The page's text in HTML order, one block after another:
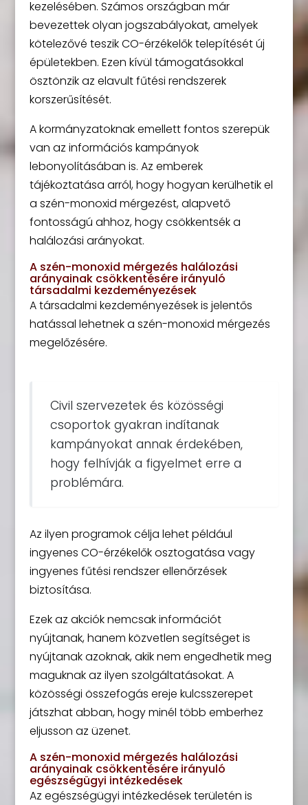
kezelésében. Számos országban már
bevezettek olyan jogszabályokat, amelyek
kötelezővé teszik CO-érzékelők telepítését új
épületekben. Ezen kívül támogatásokkal
ösztönzik az elavult fűtési rendszerek
korszerűsítését.
A kormányzatoknak emellett fontos szerepük
van az információs kampányok
lebonyolításában is. Az emberek
tájékoztatása arról, hogy hogyan kerülhetik el
a szén-monoxid mérgezést, alapvető
fontosságú ahhoz, hogy csökkentsék a
halálozási arányokat.
A szén-monoxid mérgezés halálozási
arányainak csökkentésére irányuló
társadalmi kezdeményezések
A társadalmi kezdeményezések is jelentős
hatással lehetnek a szén-monoxid mérgezés
megelőzésére.
Civil szervezetek és közösségi
csoportok gyakran indítanak
kampányokat annak érdekében,
hogy felhívják a figyelmet erre a
problémára.
Az ilyen programok célja lehet például
ingyenes CO-érzékelők osztogatása vagy
ingyenes fűtési rendszer ellenőrzések
biztosítása.
Ezek az akciók nemcsak információt
nyújtanak, hanem közvetlen segítséget is
nyújtanak azoknak, akik nem engedhetik meg
maguknak az ilyen szolgáltatásokat. A
közösségi összefogás ereje kulcsszerepet
játszhat abban, hogy minél több emberhez
eljusson az üzenet.
A szén-monoxid mérgezés halálozási
arányainak csökkentésére irányuló
egészségügyi intézkedések
Az egészségügyi intézkedések területén is